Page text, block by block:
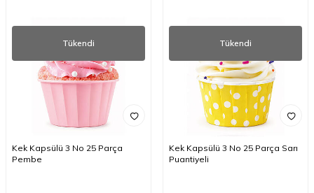
Tükendi
Kek Kapsülü 3 No 25 Parça
Pembe
Tükendi
Kek Kapsülü 3 No 25 Parça Sarı
Puantiyeli